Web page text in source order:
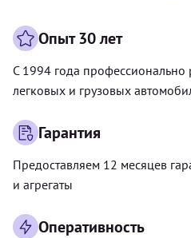
Опыт 30 лет
С 1994 года профессионально
легковых и грузовых
Гарантия
Предоставляем 12 месяцев
и агрегаты
Оперативность